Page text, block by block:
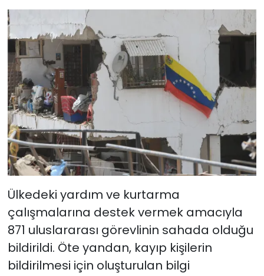
Ülkedeki yardım ve kurtarma
çalışmalarına destek vermek amacıyla
871 uluslararası görevlinin sahada olduğu
bildirildi. Öte yandan, kayıp kişilerin
bildirilmesi için oluşturulan bilgi